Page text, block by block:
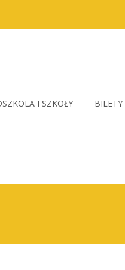
I SZKOŁY BILETY